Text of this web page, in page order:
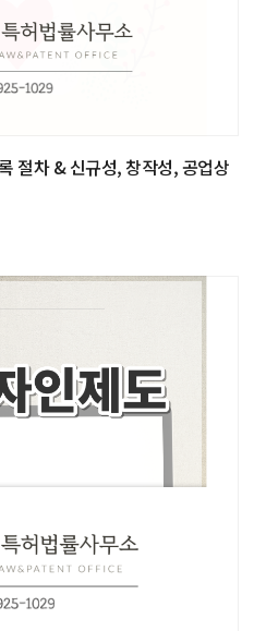
절차 & 신규성, 창작성, 공업상